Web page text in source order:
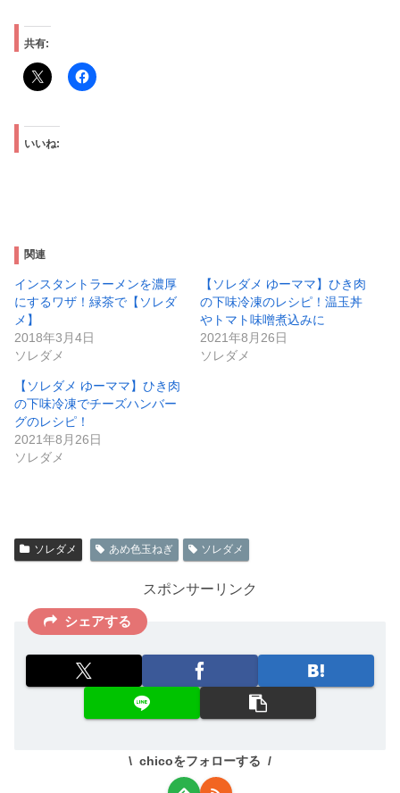
共有:
いいね:
関連
インスタントラーメンを濃厚
にするワザ！緑茶で【ソレダ
メ】
2018年3月4日
ソレダメ
【ソレダメ ゆーママ】ひき肉
の下味冷凍のレシピ！温玉丼
やトマト味噌煮込みに
2021年8月26日
ソレダメ
【ソレダメ ゆーママ】ひき肉
の下味冷凍でチーズハンバー
グのレシピ！
2021年8月26日
ソレダメ
ソレダメ あめ色玉ねぎ ソレダメ
スポンサーリンク
シェアする
chicoをフォローする